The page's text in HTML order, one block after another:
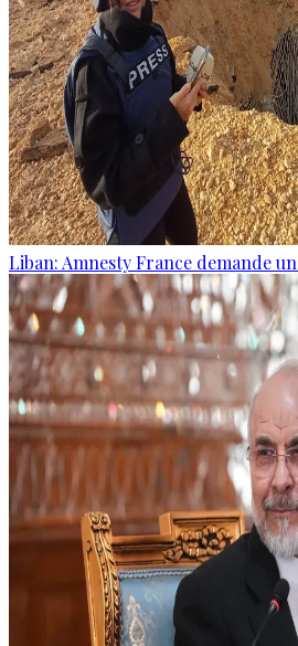
Liban: Amnesty France demande